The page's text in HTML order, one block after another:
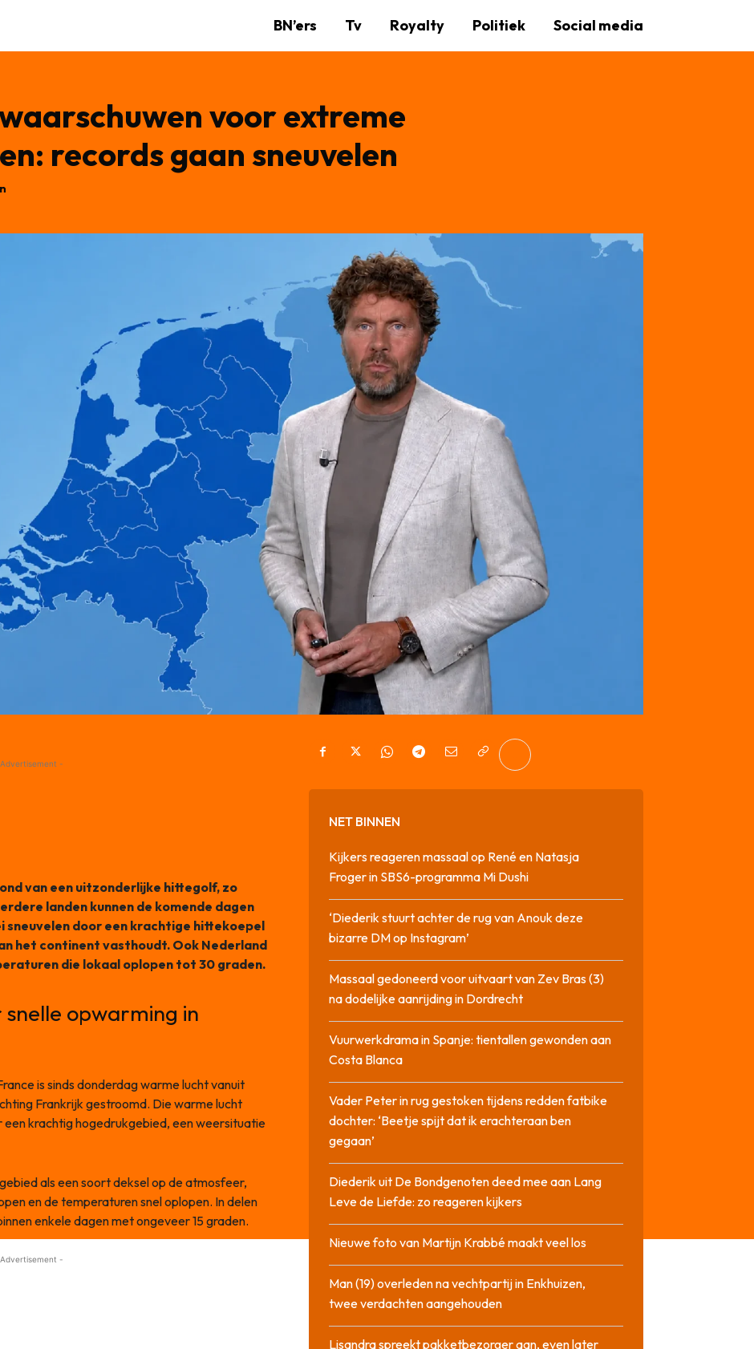
BN’ers Tv Royalty Politiek Social media
voor extreme
records gaan sneuvelen
-
van een uitzonderlijke hittegolf, zo
landen kunnen de komende dagen
sneuvelen door een krachtige hittekoepel
het continent vasthoudt. Ook Nederland
die lokaal oplopen tot 30 graden.
opwarming in
is sinds donderdag warme lucht vanuit
Frankrijk gestroomd. Die warme lucht
krachtig hogedrukgebied, een weersituatie
als een soort deksel op de atmosfeer,
en de temperaturen snel oplopen. In delen
enkele dagen met ongeveer 15 graden.
-
NET BINNEN
Kijkers reageren massaal op René en Natasja
Froger in SBS6-programma Mi Dushi
‘Diederik stuurt achter de rug van Anouk deze
bizarre DM op Instagram’
Massaal gedoneerd voor uitvaart van Zev Bras (3)
na dodelijke aanrijding in Dordrecht
Vuurwerkdrama in Spanje: tientallen gewonden aan
Costa Blanca
Vader Peter in rug gestoken tijdens redden fatbike
dochter: ‘Beetje spijt dat ik erachteraan ben
gegaan’
Diederik uit De Bondgenoten deed mee aan Lang
Leve de Liefde: zo reageren kijkers
Nieuwe foto van Martijn Krabbé maakt veel los
Man (19) overleden na vechtpartij in Enkhuizen,
twee verdachten aangehouden
Lisandra spreekt pakketbezorger aan, even later